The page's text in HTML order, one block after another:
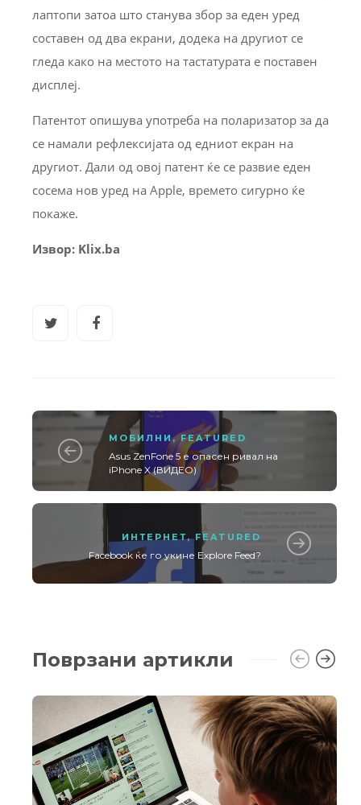
лаптопи затоа што станува збор за еден уред
составен од два екрани, додека на другиот се
гледа како на местото на тастатурата е поставен
дисплеј.
Патентот опишува употреба на поларизатор за да
се намали рефлексијата од едниот екран на
другиот. Дали од овој патент ќе се развие еден
сосема нов уред на Apple, времето сигурно ќе
покаже.
Извор: Klix.ba
МОБИЛНИ,FEATURED
Asus ZenFone 5 е опасен ривал на
iPhone X (ВИДЕО)
ИНТЕРНЕТ,FEATURED
Facebook ќе го укине Explore Feed?
Поврзани артикли